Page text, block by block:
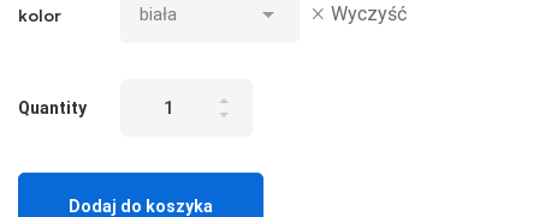
kolor Wyczyść
Quantity
Dodaj do koszyka